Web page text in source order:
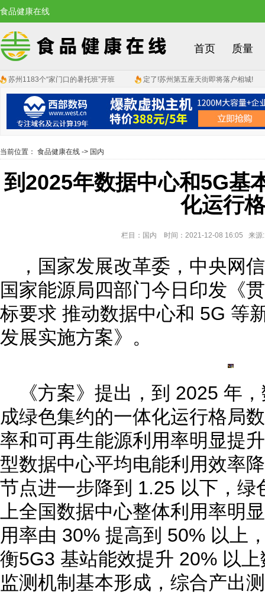
食品健康在线
首页 质量
苏州1183个“家门口的暑托班”开班 定了!苏州第五座天街即将落户相城!
当前位置： 食品健康在线 -> 国内
到2025年数据中心和5G基
化运行
栏目：国内 时间：2021-12-08 16:05 来
，国家发展改革委，中央网
国家能源局四部门今日印发《
标要求 推动数据中心和 5G 等
发展实施方案》。
《方案》提出，到 2025 年
成绿色集约的一体化运行格局
率和可再生能源利用率明显提
型数据中心平均电能利用效率
节点进一步降到 1.25 以下，绿
上全国数据中心整体利用率明
用率由 30% 提高到 50% 以上
衡5G3 基站能效提升 20% 以
监测机制基本形成，综合产出